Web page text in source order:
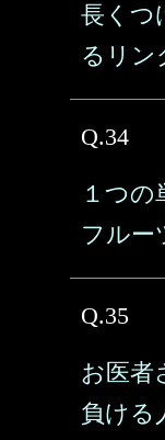
長くつ
るリン
Q.34
１つ
フルー
Q.35
お医者
負ける